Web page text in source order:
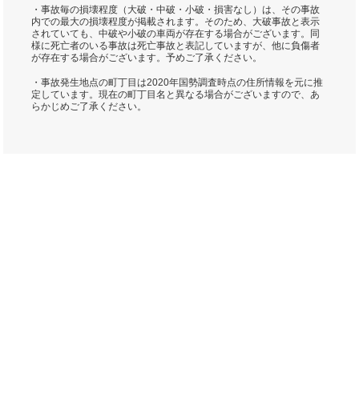
・事故毎の損壊程度（大破・中破・小破・損害なし）は、その事故
内での最大の損壊程度が掲載されます。そのため、大破事故と表示
されていても、中破や小破の車両が存在する場合がございます。同
様に死亡者のいる事故は死亡事故と表記していますが、他に負傷者
が存在する場合がございます。予めご了承ください。
・事故発生地点の町丁目は2020年国勢調査時点の住所情報を元に推
定しています。現在の町丁目名と異なる場合がございますので、あ
らかじめご了承ください。